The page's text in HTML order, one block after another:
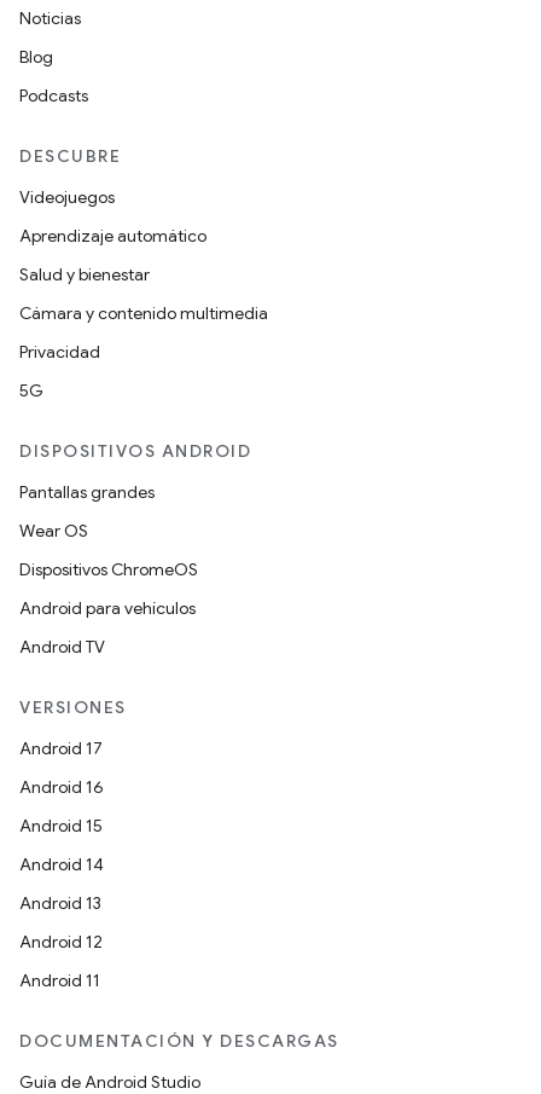
Noticias
Blog
Podcasts
DESCUBRE
Videojuegos
Aprendizaje automático
Salud y bienestar
Cámara y contenido multimedia
Privacidad
5G
DISPOSITIVOS ANDROID
Pantallas grandes
Wear OS
Dispositivos ChromeOS
Android para vehículos
Android TV
VERSIONES
Android 17
Android 16
Android 15
Android 14
Android 13
Android 12
Android 11
DOCUMENTACIÓN Y DESCARGAS
Guía de Android Studio